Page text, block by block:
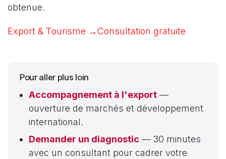
obtenue.
Export & Tourisme →Consultation gratuite
Pour aller plus loin
Accompagnement à l'export —
ouverture de marchés et développement
international.
Demander un diagnostic — 30 minutes
avec un consultant pour cadrer votre